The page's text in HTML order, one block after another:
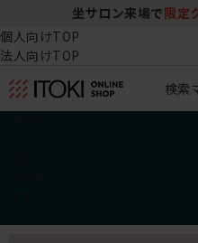
坐サロン来場で 限定
個人向けTOP
法人向けTOP
検索